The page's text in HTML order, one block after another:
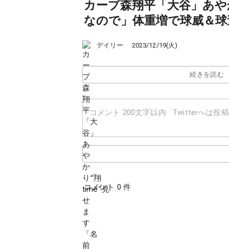
カープ森翔平「大谷」あ
なので」体重増で球威＆
デイリー 2023/12/19(火)
続きを読む
コメント 0 件